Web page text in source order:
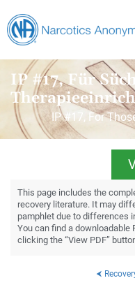
IP #17, Für
IP #17, For
This page includes the
recovery literature. It may
pamphlet due to differences
You can find a downloadable
clicking the “View PDF”
⮜